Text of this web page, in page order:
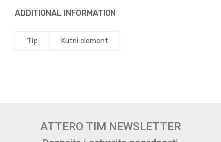
ADDITIONAL INFORMATION
Tip Kutni element
ATTERO TIM NEWSLETTER